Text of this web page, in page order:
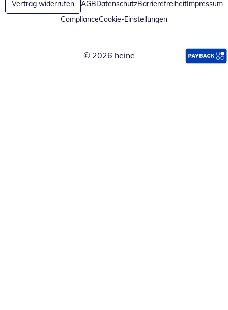
Vertrag widerrufen AGBDatenschutzBarrierefreiheitImpressum
ComplianceCookie-Einstellungen
© 2026 heine